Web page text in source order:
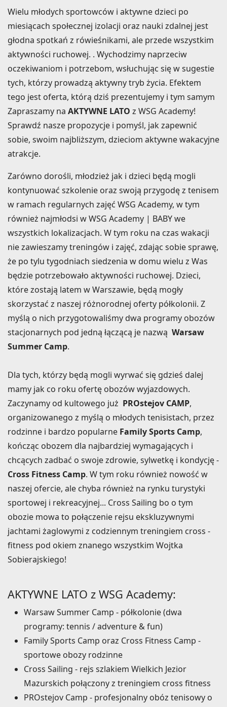
Wielu młodych sportowców i aktywne dzieci po
miesiącach społecznej izolacji oraz nauki zdalnej jest
głodna spotkań z rówieśnikami, ale przede wszystkim
aktywności ruchowej. . Wychodzimy naprzeciw
oczekiwaniom i potrzebom, wsłuchując się w sugestie
tych, którzy prowadzą aktywny tryb życia. Efektem
tego jest oferta, którą dziś prezentujemy i tym samym
Zapraszamy na AKTYWNE LATO z WSG Academy!
Sprawdź nasze propozycje i pomyśl, jak zapewnić
sobie, swoim najbliższym, dzieciom aktywne wakacyjne
atrakcje.
Zarówno dorośli, młodzież jak i dzieci będą mogli
kontynuować szkolenie oraz swoją przygodę z tenisem
w ramach regularnych zajęć WSG Academy, w tym
również najmłodsi w WSG Academy | BABY we
wszystkich lokalizacjach. W tym roku na czas wakacji
nie zawieszamy treningów i zajęć, zdając sobie sprawę,
że po tylu tygodniach siedzenia w domu wielu z Was
będzie potrzebowało aktywności ruchowej. Dzieci,
które zostają latem w Warszawie, będą mogły
skorzystać z naszej różnorodnej oferty półkolonii. Z
myślą o nich przygotowaliśmy dwa programy obozów
stacjonarnych pod jedną łączącą je nazwą Warsaw
Summer Camp.
Dla tych, którzy będą mogli wyrwać się gdzieś dalej
mamy jak co roku ofertę obozów wyjazdowych.
Zaczynamy od kultowego już PROstejov CAMP,
organizowanego z myślą o młodych tenisistach, przez
rodzinne i bardzo popularne Family Sports Camp,
kończąc obozem dla najbardziej wymagających i
chcących zadbać o swoje zdrowie, sylwetkę i kondycję -
Cross Fitness Camp. W tym roku również nowość w
naszej ofercie, ale chyba również na rynku turystyki
sportowej i rekreacyjnej... Cross Sailing bo o tym
obozie mowa to połączenie rejsu ekskluzywnymi
jachtami żaglowymi z codziennym treningiem cross -
fitness pod okiem znanego wszystkim Wojtka
Sobierajskiego!
AKTYWNE LATO z WSG Academy:
Warsaw Summer Camp - półkolonie (dwa
programy: tennis / adventure & fun)
Family Sports Camp oraz Cross Fitness Camp -
sportowe obozy rodzinne
Cross Sailing - rejs szlakiem Wielkich Jezior
Mazurskich połączony z treningiem cross fitness
PROstejov Camp - profesjonalny obóz tenisowy o